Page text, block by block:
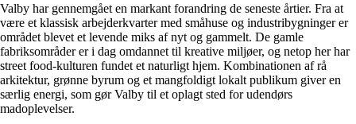
Valby har gennemgået en markant forandring de seneste årtier. Fra at
være et klassisk arbejderkvarter med småhuse og industribygninger er
området blevet et levende miks af nyt og gammelt. De gamle
fabriksområder er i dag omdannet til kreative miljøer, og netop her har
street food-kulturen fundet et naturligt hjem. Kombinationen af rå
arkitektur, grønne byrum og et mangfoldigt lokalt publikum giver en
særlig energi, som gør Valby til et oplagt sted for udendørs
madoplevelser.